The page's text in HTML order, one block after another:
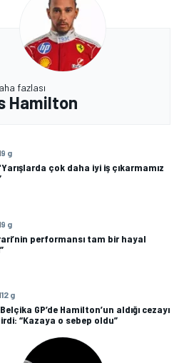
fazlası
Hamilton
9 g
çok daha iyi iş çıkarmamız
9 g
performansı tam bir hayal
12 g
GP’de Hamilton’un aldığı cezayı
“Kazaya o sebep oldu”